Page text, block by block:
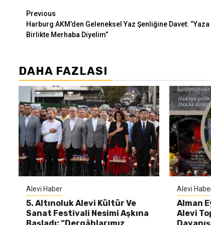
Continue
Reading
Previous
Harburg AKM’den Geleneksel Yaz Şenliğine Davet: “Yaza
Birlikte Merhaba Diyelim”
DAHA FAZLASI
Alevi Haber
5. Altınoluk Alevi Kültür Ve
Sanat Festivali Nesimi Aşkına
Alevi
Alman
Alevi